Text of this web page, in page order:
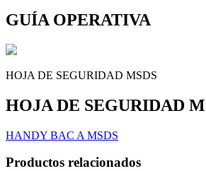
GUÍA OPERATIVA
HOJA DE SEGURIDAD MSDS
HOJA DE SEGURIDAD
HANDY BAC A MSDS
Productos relacionados